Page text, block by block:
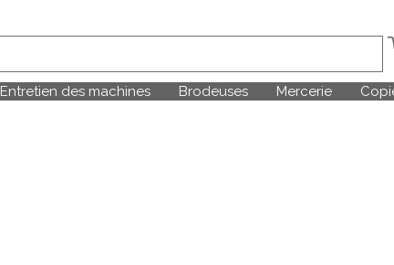
Entretien des machines Brodeuses Mercerie